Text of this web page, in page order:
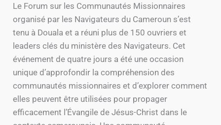
Le Forum sur les Communautés Missionnaires
organisé par les Navigateurs du Cameroun s’est
tenu à Douala et a réuni plus de 150 ouvriers et
leaders clés du ministère des Navigateurs. Cet
événement de quatre jours a été une occasion
unique d’approfondir la compréhension des
communautés missionnaires et d’explorer comment
elles peuvent être utilisées pour propager
efficacement l’Évangile de Jésus-Christ dans le